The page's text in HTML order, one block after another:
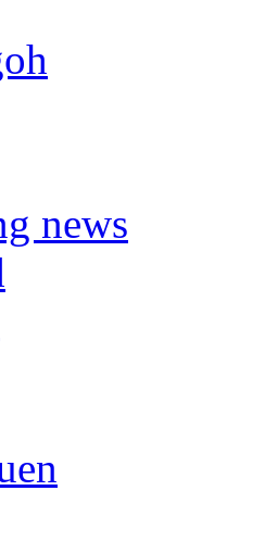
news